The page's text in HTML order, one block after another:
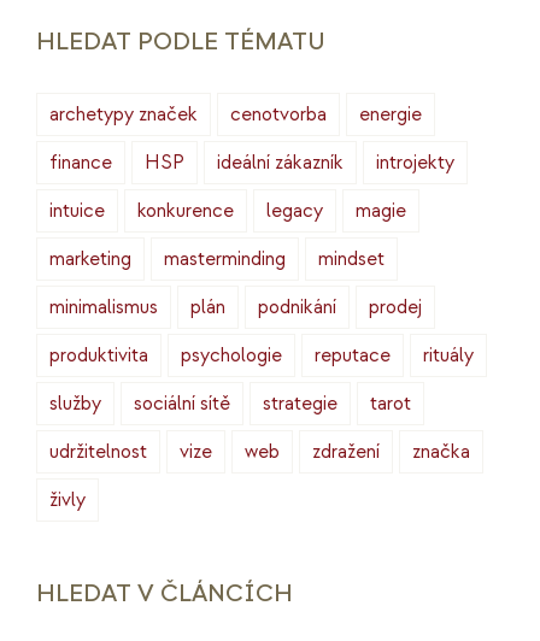
HLEDAT PODLE TÉMATU
archetypy značek cenotvorba
energie
finance
HSP ideální zákazník
introjekty
intuice
konkurence legacy
magie
marketing
masterminding
mindset
minimalismus
plán podnikání
prodej
produktivita
psychologie reputace
rituály
služby
sociální sítě strategie
tarot
udržitelnost
vize web zdražení
značka
živly
HLEDAT V ČLÁNCÍCH